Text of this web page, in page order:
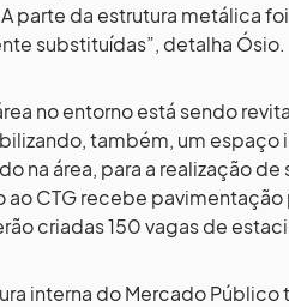
parte da estrutura metálica
substituídas”, detalha Ósio.
no entorno está sendo
também, um espaço
na área, para a realização
ao CTG recebe pavimentação
criadas 150 vagas de
interna do Mercado